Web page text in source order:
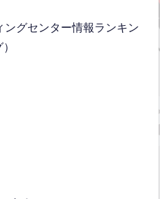
ングセンター情報ランキン